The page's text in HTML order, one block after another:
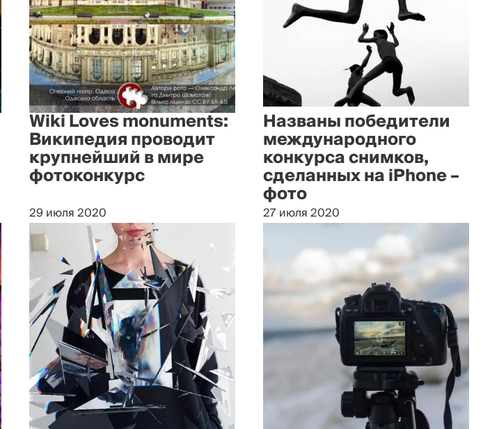
Wiki Loves monuments:
Википедия проводит
крупнейший в мире
фотоконкурс
29 июля 2020
Названы победители
международного
конкурса снимков,
сделанных на iPhone –
фото
27 июля 2020